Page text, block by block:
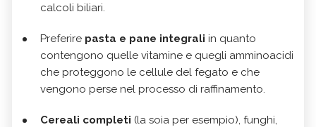
calcoli biliari.
Preferire pasta e pane integrali in quanto
contengono quelle vitamine e quegli amminoacidi
che proteggono le cellule del fegato e che
vengono perse nel processo di raffinamento.
Cereali completi (la soia per esempio), funghi,